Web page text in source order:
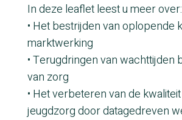
In deze leaflet leest u meer over:
• Het bestrijden van oplopende
marktwerking
• Terugdringen van wachttijden
van zorg
• Het verbeteren van de
jeugdzorg door datagedreven